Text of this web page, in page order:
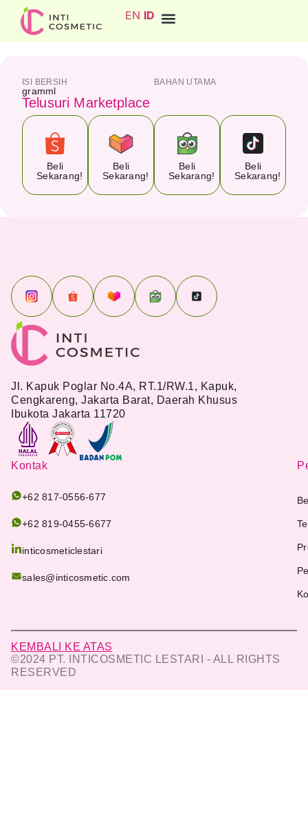
EN ID
ISI BERSIH
gramml
BAHAN UTAMA
Telusuri Marketplace
Beli
Sekarang!
Beli
Sekarang!
Beli
Sekarang!
Beli
Sekarang!
Jl. Kapuk Poglar No.4A, RT.1/RW.1, Kapuk,
Cengkareng, Jakarta Barat, Daerah Khusus
Ibukota Jakarta 11720
Kontak
+62 817-0556-677
+62 819-0455-6677
inticosmeticlestari
sales@inticosmetic.com
KEMBALI KE ATAS
©2024 PT. INTICOSMETIC LESTARI - ALL RIGHTS
RESERVED